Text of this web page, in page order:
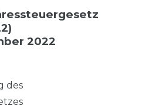
2022
des